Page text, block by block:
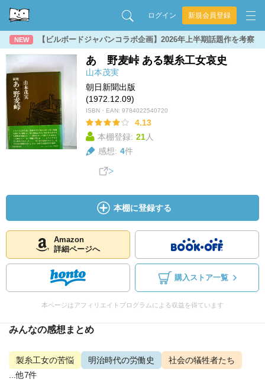
ログイン 新規会員登録
NEW 【ビルボードジャパンコラボ企画】2026年上半期話題作を考察
あゝ野麦峠 ある製糸工女哀史
山本茂実
朝日新聞出版
(1972.12.09)
ISBN・EAN: 9784022540720
4.13
本棚登録: 21人
感想: 4件
本棚に登録する
Amazon
詳細ページへ
購入ストア一覧
本ページはアフィリエイトプログラムによる収益を得ています
みんなの感想まとめ
製糸工女の苦悩 明治時代の労働史
社会の犠牲者たち
...他7件